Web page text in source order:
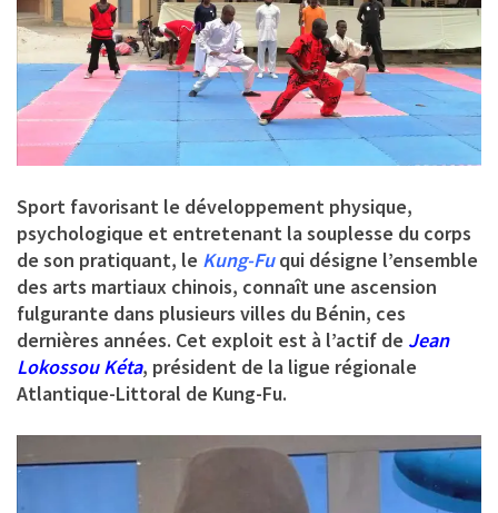
Sport favorisant le développement physique,
psychologique et entretenant la souplesse du corps
de son pratiquant, le Kung-Fuqui désigne l’ensemble
des arts martiaux chinois, connaît une ascension
fulgurante dans plusieurs villes du Bénin, ces
dernières années. Cet exploit est à l’actif de Jean
Lokossou Kéta, président de la ligue régionale
Atlantique-Littoral de Kung-Fu.